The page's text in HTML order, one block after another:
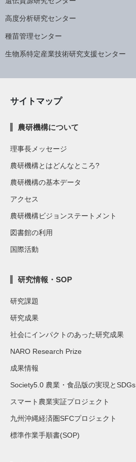
高度分析研究センター
種苗管理センター
生物系特定産業技術研究支援センター
サイトマップ
農研機構について
理事長メッセージ
農研機構とはどんなところ?
農研機構の基本データ
アクセス
農研機構ビジョンステートメント
図書館の利用
国際活動
研究情報・SOP
研究課題
研究成果
社会にインパクトのあった研究成果
NARO Research Prize
成果情報
Society5.0 農業・食品版の実現とSDGs
スマート農業実証プロジェクト
九州沖縄経済圏SFCプロジェクト
標準作業手順書(SOP)